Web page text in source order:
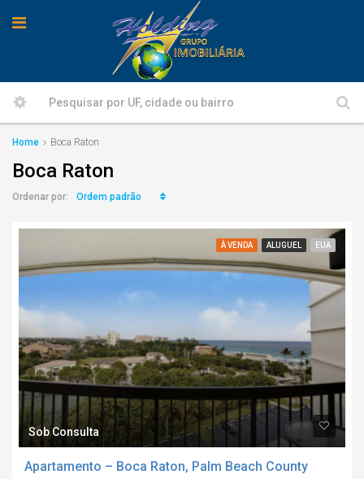
Home Boca Raton
Boca Raton
Ordenar por: Ordem padrão
À VENDA ALUGUEL EUA
Sob Consulta
Apartamento – Boca Raton, Palm Beach County